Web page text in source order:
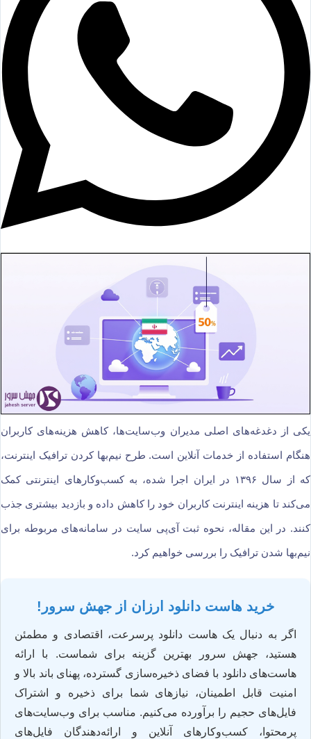
یکی از دغدغه‌های اصلی مدیران وب‌سایت‌ها، کاهش هزینه‌های کاربران
هنگام استفاده از خدمات آنلاین است. طرح نیم‌بها کردن ترافیک اینترنت،
که از سال ۱۳۹۶ در ایران اجرا شده، به کسب‌وکارهای اینترنتی کمک
می‌کند تا هزینه اینترنت کاربران خود را کاهش داده و بازدید بیشتری جذب
کنند. در این مقاله، نحوه ثبت آی‌پی سایت در سامانه‌های مربوطه برای
نیم‌بها شدن ترافیک را بررسی خواهیم کرد.
خرید هاست دانلود ارزان از جهش سرور!
اگر به دنبال یک هاست دانلود پرسرعت، اقتصادی و مطمئن
هستید، جهش سرور بهترین گزینه برای شماست. با ارائه
هاست‌های دانلود با فضای ذخیره‌سازی گسترده، پهنای باند بالا و
امنیت قابل اطمینان، نیازهای شما برای ذخیره و اشتراک
فایل‌های حجیم را برآورده می‌کنیم. مناسب برای وب‌سایت‌های
پرمحتوا، کسب‌وکارهای آنلاین و ارائه‌دهندگان فایل‌های